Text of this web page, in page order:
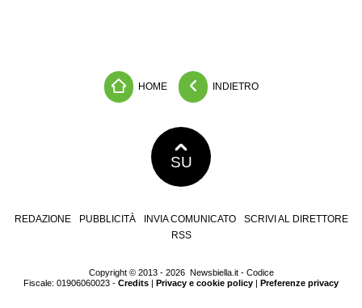
HOME INDIETRO
SU
REDAZIONE PUBBLICITÀ INVIA COMUNICATO
SCRIVI AL DIRETTORE
RSS
Copyright © 2013 - 2026 Newsbiella.it - Codice
Fiscale: 01906060023 - Credits Privacy e cookie policy Preferenze privacy